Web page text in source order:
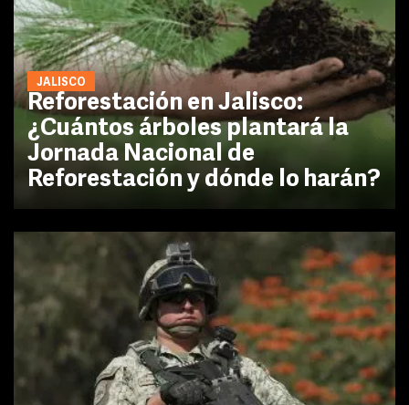
JALISCO
Reforestación en Jalisco:
¿Cuántos árboles plantará la
Jornada Nacional de
Reforestación y dónde lo harán?